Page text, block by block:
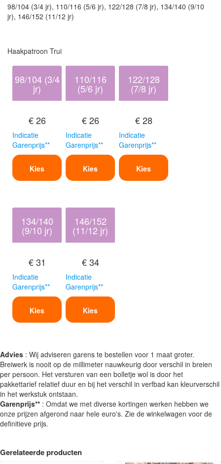
98/104 (3/4 jr), 110/116 (5/6 jr), 122/128 (7/8 jr), 134/140 (9/10
jr), 146/152 (11/12 jr)
Haakpatroon Trui
98/104 (3/4
jr)
€ 26
Indicatie
Garenprijs**
Kies
110/116
(5/6 jr)
€ 26
Indicatie
Garenprijs**
Kies
122/128
(7/8 jr)
€ 28
Indicatie
Garenprijs**
Kies
134/140
(9/10 jr)
€ 31
Indicatie
Garenprijs**
Kies
146/152
(11/12 jr)
€ 34
Indicatie
Garenprijs**
Kies
Advies : Wij adviseren garens te bestellen voor 1 maat groter.
Breiwerk is nooit op de millimeter nauwkeurig door verschil in breien
per persoon. Het versturen van een bolletje wol is door het
pakkettarief relatief duur en bij het verschil in verfbad kan kleurverschil
in het werkstuk ontstaan.
Garenprijs** : Omdat we met diverse kortingen werken hebben we
onze prijzen afgerond naar hele euro's. Zie de winkelwagen voor de
definitieve prijs.
Gerelateerde producten